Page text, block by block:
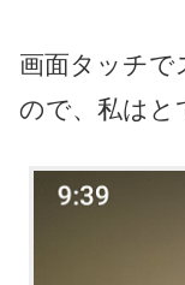
画面タッチで
ので、私はと